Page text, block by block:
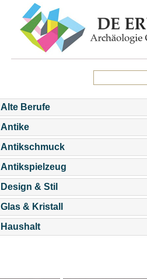
Alte Berufe
Antike
Antikschmuck
Antikspielzeug
Design & Stil
Glas & Kristall
Haushalt